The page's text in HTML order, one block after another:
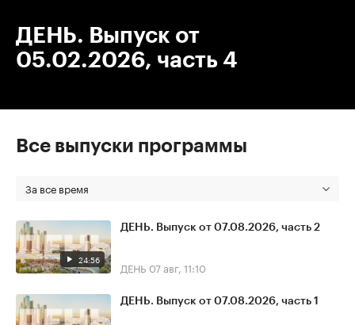
ДЕНЬ. Выпуск от
05.02.2026, часть 4
Все выпуски программы
За все время
24:56
ДЕНЬ. Выпуск от 07.08.2026, часть 2
ДЕНЬ 07 авг, 11:10
ДЕНЬ. Выпуск от 07.08.2026, часть 1